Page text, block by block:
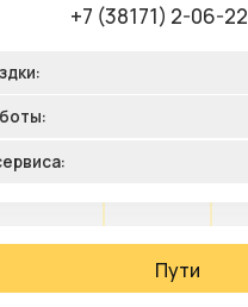
+7 (38171) 2-06-22
Пути